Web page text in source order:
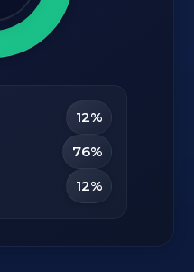
12%
76%
12%